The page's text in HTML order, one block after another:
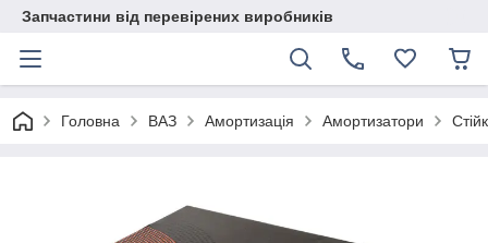
Запчастини від перевірених виробників
Головна ВАЗ Амортизація Амортизатори